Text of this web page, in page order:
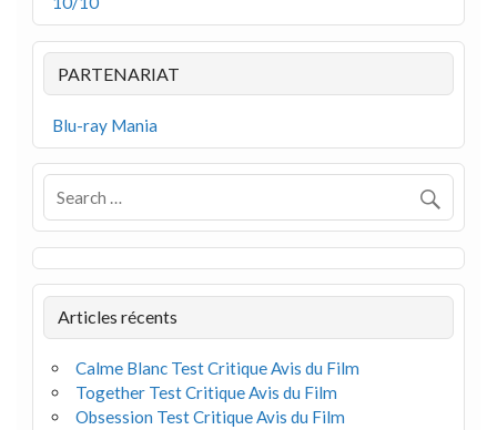
PARTENARIAT
Blu-ray Mania
Articles récents
Calme Blanc Test Critique Avis du Film
Together Test Critique Avis du Film
Obsession Test Critique Avis du Film